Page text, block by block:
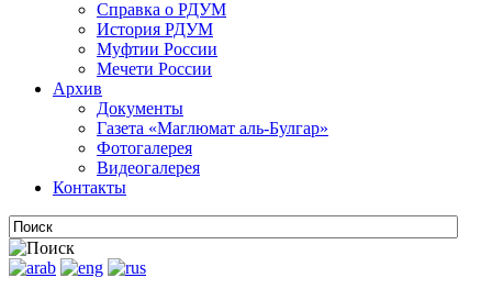
Справка о РДУМ
История РДУМ
Муфтии России
Мечети России
Архив
Документы
Газета «Маглюмат аль-Булгар»
Фотогалерея
Видеогалерея
Контакты